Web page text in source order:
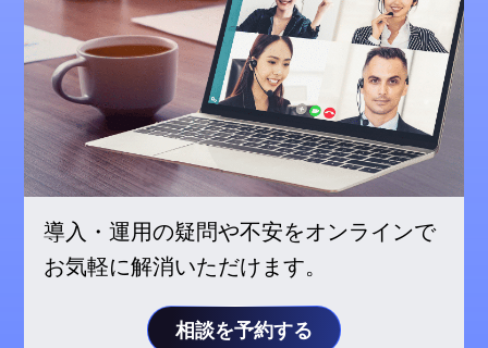
導入・運用の疑問や不安をオンラインで
お気軽に解消いただけます。
相談を予約する